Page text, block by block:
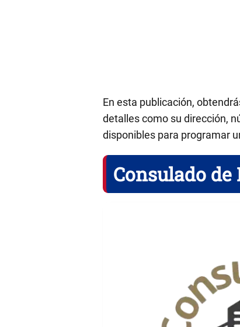
En esta publicación,
detalles como su dirección,
disponibles para programar
Consulado